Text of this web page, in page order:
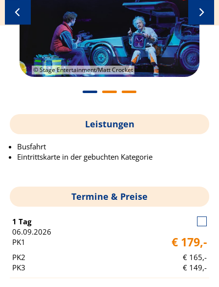
© Stage Entertainment/Matt Crocket
Leistungen
Busfahrt
Eintrittskarte in der gebuchten Kategorie
Termine & Preise
1 Tag
06.09.2026
PK1
€ 179,-
PK2
€ 165,-
PK3
€ 149,-